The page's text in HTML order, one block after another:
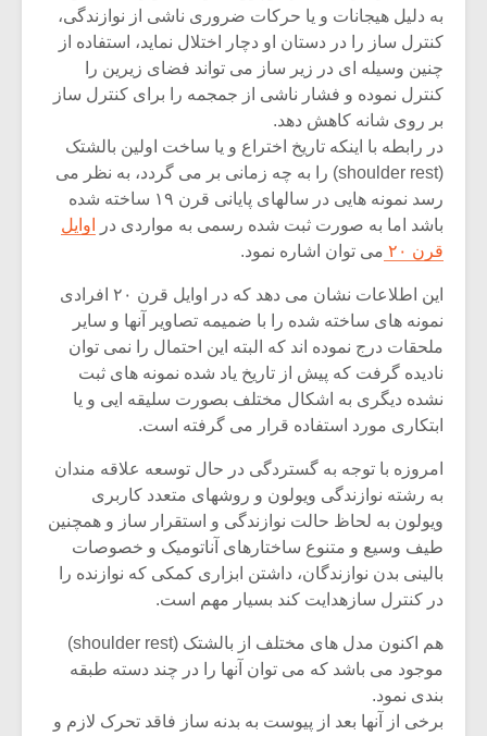
به دلیل هیجانات و یا حرکات ضروری ناشی از نوازندگی،
کنترل ساز را در دستان او دچار اختلال نماید، استفاده از
چنین وسیله ای در زیر ساز می تواند فضای زیرین را
کنترل نموده و فشار ناشی از جمجمه را برای کنترل ساز
بر روی شانه کاهش دهد.
در رابطه با اینکه تاریخ اختراع و یا ساخت اولین بالشتک
(shoulder rest) را به چه زمانی بر می گردد، به نظر می
رسد نمونه هایی در سالهای پایانی قرن ۱۹ ساخته شده
باشد اما به صورت ثبت شده رسمی به مواردی در
اوایل
قرن ۲۰
می توان اشاره نمود.
این اطلاعات نشان می دهد که در اوایل قرن ۲۰ افرادی
نمونه های ساخته شده را با ضمیمه تصاویر آنها و سایر
ملحقات درج نموده اند که البته این احتمال را نمی توان
نادیده گرفت که پیش از تاریخ یاد شده نمونه های ثبت
نشده دیگری به اشکال مختلف بصورت سلیقه ایی و یا
ابتکاری مورد استفاده قرار می گرفته است.
امروزه با توجه به گستردگی در حال توسعه علاقه مندان
به رشته نوازندگی ویولون و روشهای متعدد کاربری
ویولون به لحاظ حالت نوازندگی و استقرار ساز و همچنین
طیف وسیع و متنوع ساختارهای آناتومیک و خصوصات
بالینی بدن نوازندگان، داشتن ابزاری کمکی که نوازنده را
در کنترل سازهدایت کند بسیار مهم است.
هم اکنون مدل های مختلف از بالشتک (shoulder rest)
موجود می باشد که می توان آنها را در چند دسته طبقه
بندی نمود.
برخی از آنها بعد از پیوست به بدنه ساز فاقد تحرک لازم و
میکلوش روژا
یادداشتی بر موسیقی
متن فیلم «متری
شیش و نیم»
اگر نمی توانی
بدنام ترین باش
موسیقی